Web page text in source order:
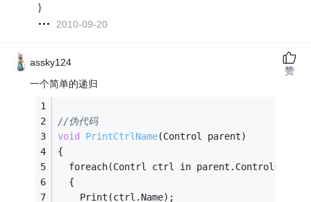
}
2010-09-20
assky124
一个简单的递归
//伪代码
void
PrintCtrlName(Control parent)
{
  foreach(Contrl ctrl in parent.Controls)
  {
    Print(ctrl.Name);
赞